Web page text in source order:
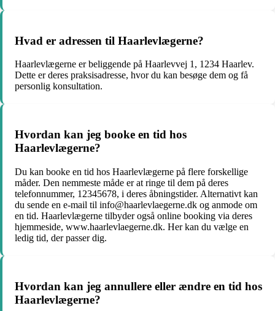
Hvad er adressen til Haarlevlægerne?
Haarlevlægerne er beliggende på Haarlevvej 1, 1234 Haarlev.
Dette er deres praksisadresse, hvor du kan besøge dem og få
personlig konsultation.
Hvordan kan jeg booke en tid hos
Haarlevlægerne?
Du kan booke en tid hos Haarlevlægerne på flere forskellige
måder. Den nemmeste måde er at ringe til dem på deres
telefonnummer, 12345678, i deres åbningstider. Alternativt kan
du sende en e-mail til info@haarlevlaegerne.dk og anmode om
en tid. Haarlevlægerne tilbyder også online booking via deres
hjemmeside, www.haarlevlaegerne.dk. Her kan du vælge en
ledig tid, der passer dig.
Hvordan kan jeg annullere eller ændre en tid hos
Haarlevlægerne?